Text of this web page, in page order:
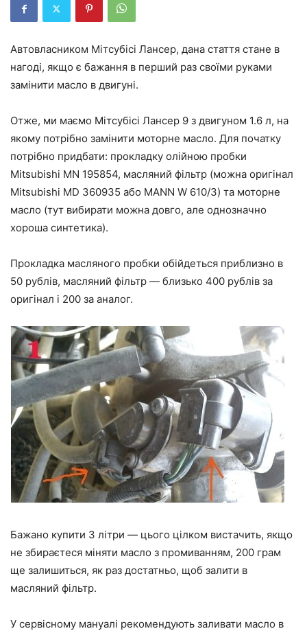
Автовласником Мітсубісі Лансер, дана стаття стане в
нагоді, якщо є бажання в перший раз своїми руками
замінити масло в двигуні.
Отже, ми маємо Мітсубісі Лансер 9 з двигуном 1.6 л, на
якому потрібно замінити моторне масло. Для початку
потрібно придбати: прокладку олійною пробки
Mitsubishi MN 195854, масляний фільтр (можна оригінал
Mitsubishi MD 360935 або MANN W 610/3) та моторне
масло (тут вибирати можна довго, але однозначно
хороша синтетика).
Прокладка масляного пробки обійдеться приблизно в
50 рублів, масляний фільтр — близько 400 рублів за
оригінал і 200 за аналог.
Бажано купити 3 літри — цього цілком вистачить, якщо
не збираєтеся міняти масло з промиванням, 200 грам
ще залишиться, як раз достатньо, щоб залити в
масляний фільтр.
У сервісному мануалі рекомендують заливати масло в